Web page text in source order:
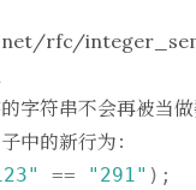
rfc/
字符串不会再被当
中的新行为：
== "291"